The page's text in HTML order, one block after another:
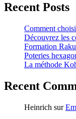
Recent Posts
Comment
Découvrez les
Formation
Poteries
La méthode
Recent
Heinrich sur